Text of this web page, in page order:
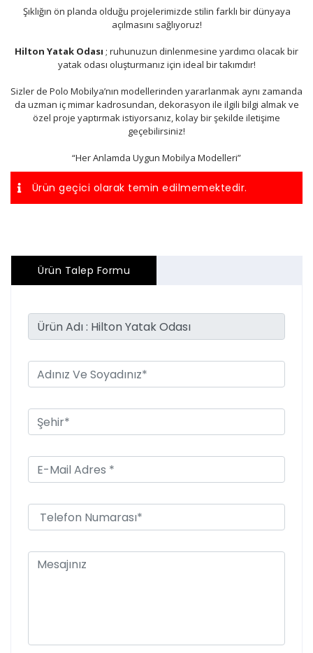
Şıklığın ön planda olduğu projelerimizde stilin farklı bir dünyaya
açılmasını sağlıyoruz!
Hilton Yatak Odası ; ruhunuzun dinlenmesine yardımcı olacak bir
yatak odası oluşturmanız için ideal bir takımdır!
Sizler de Polo Mobilya’nın modellerinden yararlanmak aynı zamanda
da uzman iç mimar kadrosundan, dekorasyon ile ilgili bilgi almak ve
özel proje yaptırmak istiyorsanız, kolay bir şekilde iletişime
geçebilirsiniz!
“Her Anlamda Uygun Mobilya Modelleri”
Ürün geçici olarak temin edilmemektedir.
Ürün Talep Formu